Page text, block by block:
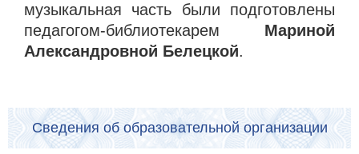
музыкальная часть были подготовлены
педагогом-библиотекарем Мариной
Александровной Белецкой.
Сведения об образовательной организации